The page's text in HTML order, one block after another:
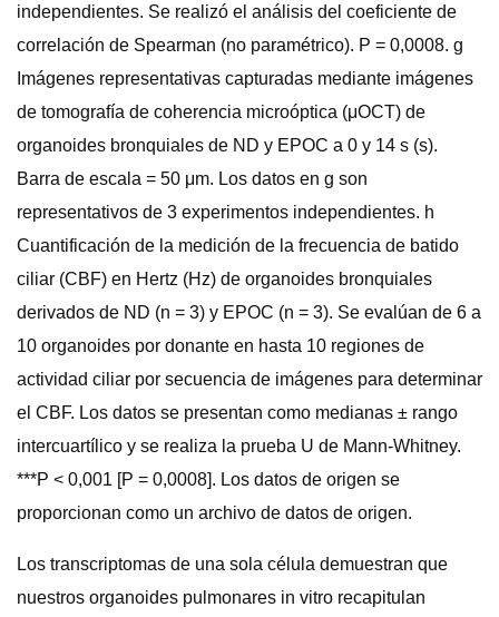
independientes. Se realizó el análisis del coeficiente de
correlación de Spearman (no paramétrico). P = 0,0008. g
Imágenes representativas capturadas mediante imágenes
de tomografía de coherencia microóptica (μOCT) de
organoides bronquiales de ND y EPOC a 0 y 14 s (s).
Barra de escala = 50 μm. Los datos en g son
representativos de 3 experimentos independientes. h
Cuantificación de la medición de la frecuencia de batido
ciliar (CBF) en Hertz (Hz) de organoides bronquiales
derivados de ND (n = 3) y EPOC (n = 3). Se evalúan de 6 a
10 organoides por donante en hasta 10 regiones de
actividad ciliar por secuencia de imágenes para determinar
el CBF. Los datos se presentan como medianas ± rango
intercuartílico y se realiza la prueba U de Mann-Whitney.
***P < 0,001 [P = 0,0008]. Los datos de origen se
proporcionan como un archivo de datos de origen.
Los transcriptomas de una sola célula demuestran que
nuestros organoides pulmonares in vitro recapitulan